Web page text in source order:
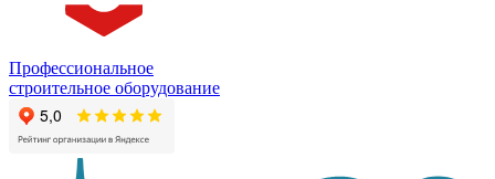
Профессиональное
строительное оборудование